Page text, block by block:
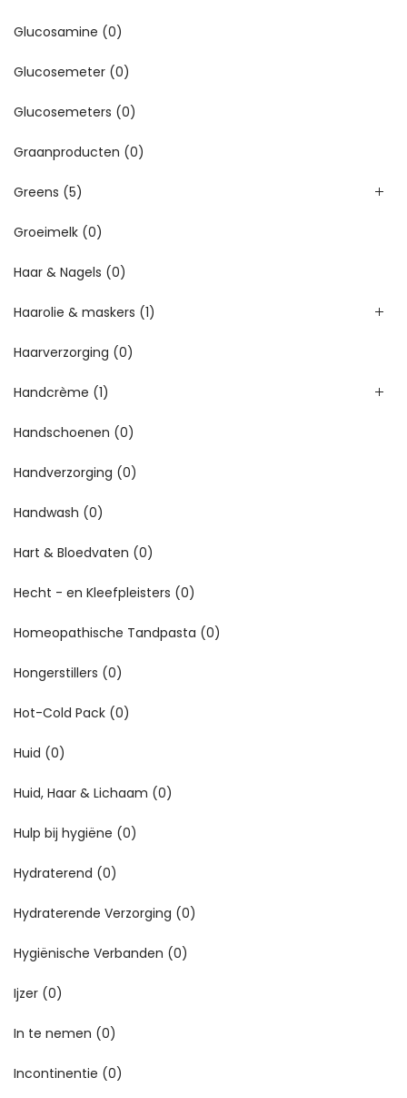
Glucosamine (0)
Glucosemeter (0)
Glucosemeters (0)
Graanproducten (0)
Greens (5)
Groeimelk (0)
Haar & Nagels (0)
Haarolie & maskers (1)
Haarverzorging (0)
Handcrème (1)
Handschoenen (0)
Handverzorging (0)
Handwash (0)
Hart & Bloedvaten (0)
Hecht - en Kleefpleisters (0)
Homeopathische Tandpasta (0)
Hongerstillers (0)
Hot-Cold Pack (0)
Huid (0)
Huid, Haar & Lichaam (0)
Hulp bij hygiëne (0)
Hydraterend (0)
Hydraterende Verzorging (0)
Hygiënische Verbanden (0)
Ijzer (0)
In te nemen (0)
Incontinentie (0)